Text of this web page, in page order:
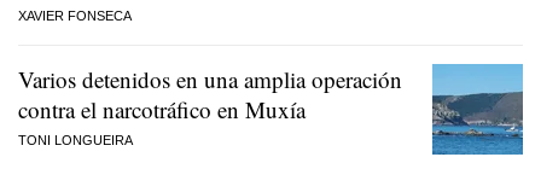
XAVIER FONSECA
Varios detenidos en una amplia operación
contra el narcotráfico en Muxía
TONI LONGUEIRA